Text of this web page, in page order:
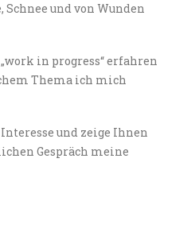
Schnee und von Wunden
in progress“ erfahren
Thema ich mich
und zeige Ihnen
Gespräch meine